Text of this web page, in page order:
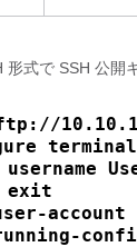
形式で SSH 公開
terminal
username
exit
account